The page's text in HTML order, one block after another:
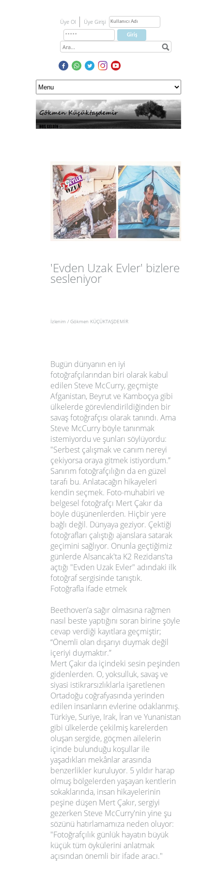
Üye Ol Üye Girişi
'Evden Uzak Evler' bizlere
sesleniyor
İzlenim / Gökmen KÜÇÜKTAŞDEMİR
Bugün dünyanın en iyi
fotoğrafçılarından biri olarak kabul
edilen Steve McCurry, geçmişte
Afganistan, Beyrut ve Kamboçya gibi
ülkelerde görevlendirildiğinden bir
savaş fotoğrafçısı olarak tanındı. Ama
Steve McCurry böyle tanınmak
istemiyordu ve şunları söylüyordu:
"Serbest çalışmak ve canım nereyi
çekiyorsa oraya gitmek istiyordum.”
Sanırım fotoğrafçılığın da en güzel
tarafı bu. Anlatacağın hikayeleri
kendin seçmek. Foto-muhabiri ve
belgesel fotoğrafçı Mert Çakır da
böyle düşünenlerden. Hiçbir yere
bağlı değil. Dünyaya geziyor. Çektiği
fotoğrafları çalıştığı ajanslara satarak
geçimini sağlıyor. Onunla geçtiğimiz
günlerde Alsancak'ta K2 Rezidans'ta
açtığı "Evden Uzak Evler" adındaki ilk
fotoğraf sergisinde tanıştık.
Fotoğrafla ifade etmek
Beethoven’a sağır olmasına rağmen
nasıl beste yaptığını soran birine şöyle
cevap verdiği kayıtlara geçmiştir;
“Önemli olan dışarıyı duymak değil
içeriyi duymaktır.”
Mert Çakır da içindeki sesin peşinden
gidenlerden. O, yoksulluk, savaş ve
siyasi istikrarsızlıklarla işaretlenen
Ortadoğu coğrafyasında yerinden
edilen insanların evlerine odaklanmış.
Türkiye, Suriye, Irak, İran ve Yunanistan
gibi ülkelerde çekilmiş karelerden
oluşan sergide, göçmen ailelerin
içinde bulunduğu koşullar ile
yaşadıkları mekânlar arasında
benzerlikler kuruluyor. 5 yıldır harap
olmuş bölgelerden yaşayan kentlerin
sokaklarında, insan hikayelerinin
peşine düşen Mert Çakır, sergiyi
gezerken Steve McCurry'nin yine şu
sözünü hatırlamamıza neden oluyor:
"Fotoğrafçılık günlük hayatın büyük
küçük tüm öykülerini anlatmak
açısından önemli bir ifade aracı."